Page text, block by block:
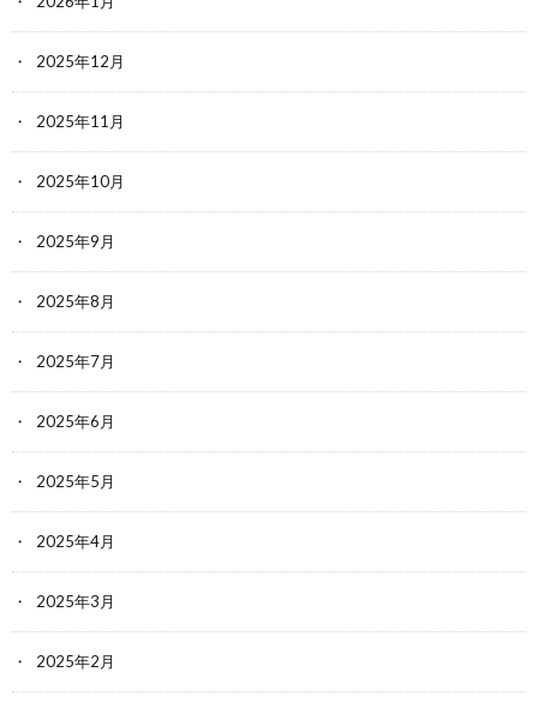
2025年12月
2025年11月
2025年10月
2025年9月
2025年8月
2025年7月
2025年6月
2025年5月
2025年4月
2025年3月
2025年2月